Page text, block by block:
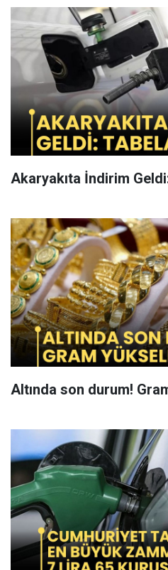
Akaryakıta İndirim
Altında son durum!